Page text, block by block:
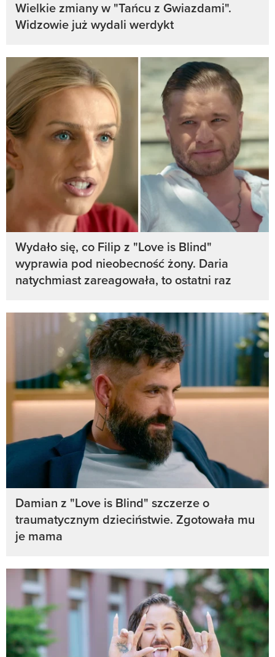
Wielkie zmiany w "Tańcu z Gwiazdami".
Widzowie już wydali werdykt
Wydało się, co Filip z "Love is Blind"
wyprawia pod nieobecność żony. Daria
natychmiast zareagowała, to ostatni raz
Damian z "Love is Blind" szczerze o
traumatycznym dzieciństwie. Zgotowała mu
je mama